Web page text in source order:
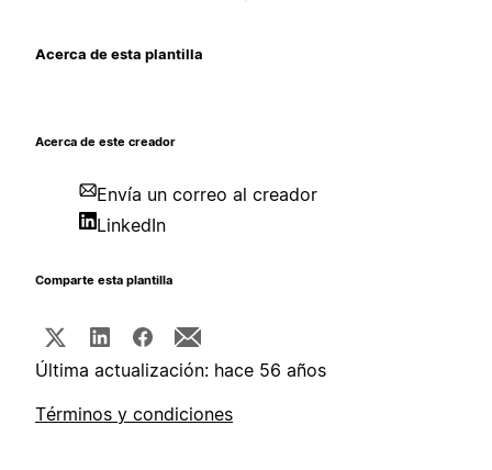
Acerca de esta plantilla
Acerca de este creador
Envía un correo al creador
LinkedIn
Comparte esta plantilla
Última actualización: hace 56 años
Términos y condiciones